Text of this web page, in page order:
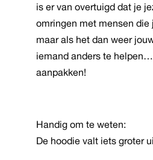
is er van overtuigd dat je
omringen met mensen die
maar als het dan weer
iemand anders te
aanpakken!
Handig om te weten:
De hoodie valt iets groter